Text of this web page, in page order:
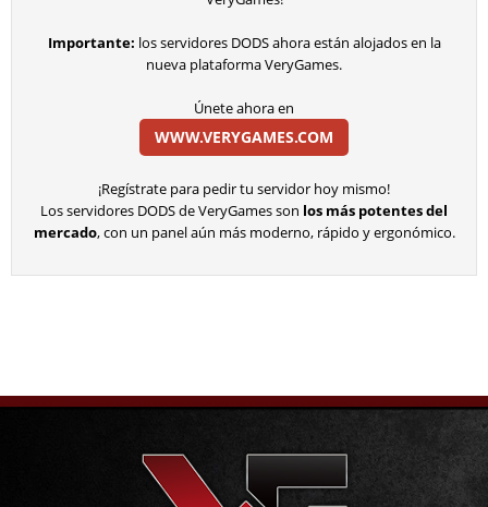
Importante: los servidores DODS ahora están alojados en la
nueva plataforma VeryGames.
Únete ahora en
WWW.VERYGAMES.COM
¡Regístrate para pedir tu servidor hoy mismo!
Los servidores DODS de VeryGames son los más potentes del
mercado, con un panel aún más moderno, rápido y ergonómico.